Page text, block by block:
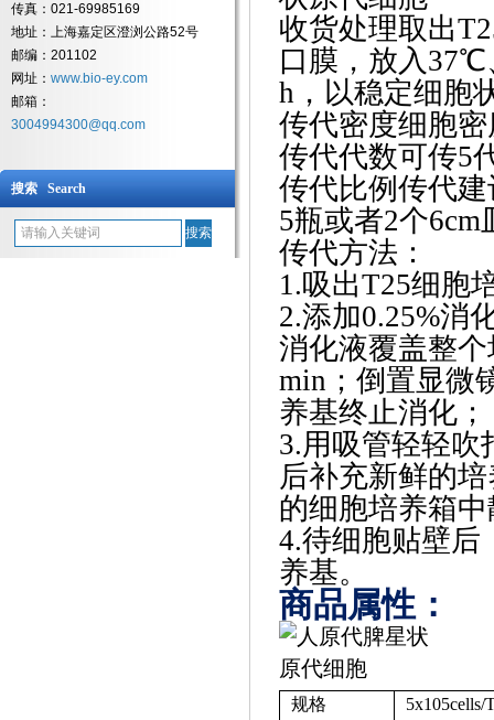
传真：021-69985169
地址：上海嘉定区澄浏公路52号
邮编：201102
网址： www.bio-ey.com
邮箱：
3004994300@qq.com
搜索 Search
收货处理取出
口膜，放入37℃
h，以稳定细胞
传代密度细胞密
传代代数可传5
传代比例 传代建
5瓶或者2个6cm
传代方法：
1.吸出T25细胞
2.添加0.25%消
消化液覆盖整
min；倒置显微
养基终止消化；
3.用吸管轻轻吹
后补充新鲜的
的细胞培养箱
4.待细胞贴壁后
养基。
商品属性：
规格